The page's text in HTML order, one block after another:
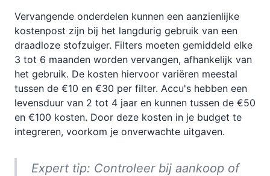
Vervangende onderdelen kunnen een aanzienlijke
kostenpost zijn bij het langdurig gebruik van een
draadloze stofzuiger. Filters moeten gemiddeld elke
3 tot 6 maanden worden vervangen, afhankelijk van
het gebruik. De kosten hiervoor variëren meestal
tussen de €10 en €30 per filter. Accu's hebben een
levensduur van 2 tot 4 jaar en kunnen tussen de €50
en €100 kosten. Door deze kosten in je budget te
integreren, voorkom je onverwachte uitgaven.
Expert tip: Controleer bij aankoop of